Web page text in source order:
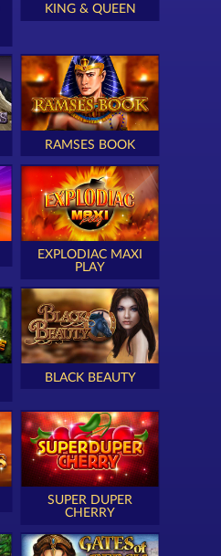
KING & QUEEN
RAMSES BOOK
EXPLODIAC MAXI
PLAY
BLACK BEAUTY
SUPER DUPER
CHERRY